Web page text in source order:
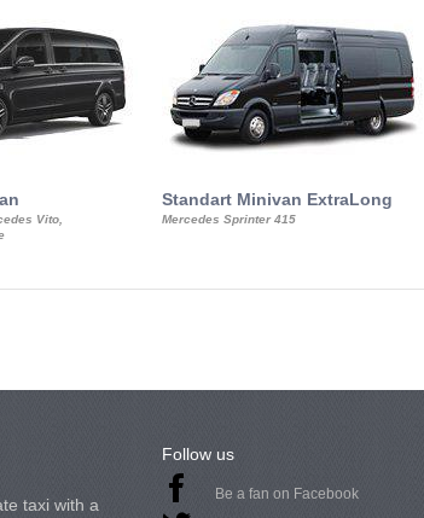
Vito,
Standart Minivan ExtraLong
Mercedes Sprinter 415
taxi with a
Follow us
Be a fan on Facebook